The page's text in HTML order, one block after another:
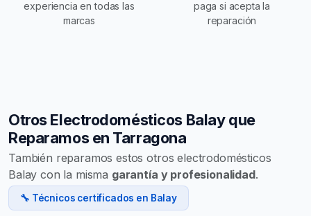
experiencia en todas las
marcas
paga si acepta la
reparación
Otros Electrodomésticos Balay que
Reparamos en Tarragona
También reparamos estos otros electrodomésticos
Balay con la misma garantía y profesionalidad.
🔧 Técnicos certificados en Balay